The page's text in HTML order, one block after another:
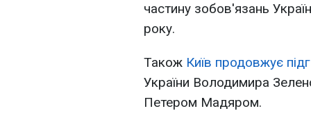
частину зобов'язань
року.
Також Київ продовжує
України Володимира
Петером Мадяром.